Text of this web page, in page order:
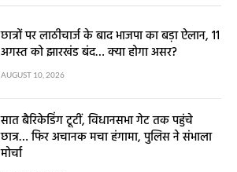
छात्रों पर लाठीचार्ज के बाद भाजपा का बड़ा ऐलान, 11
अगस्त को झारखंड बंद… क्या होगा असर?
AUGUST 10, 2026
सात बैरिकेडिंग टूटीं, विधानसभा गेट तक पहुंचे
छात्र… फिर अचानक मचा हंगामा, पुलिस ने संभाला
मोर्चा